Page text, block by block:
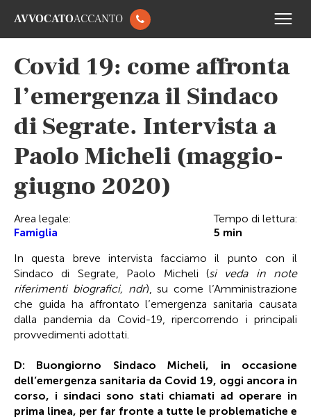
AVVOCATOACCANTO
Covid 19: come affronta
l’emergenza il Sindaco
di Segrate. Intervista a
Paolo Micheli (maggio-
giugno 2020)
Area legale:
Famiglia
Tempo di lettura:
5 min
In questa breve intervista facciamo il punto con il
Sindaco di Segrate, Paolo Micheli (si veda in note
riferimenti biografici, ndr), su come l’Amministrazione
che guida ha affrontato l’emergenza sanitaria causata
dalla pandemia da Covid-19, ripercorrendo i principali
provvedimenti adottati.
D: Buongiorno Sindaco Micheli, in occasione
dell’emergenza sanitaria da Covid 19, oggi ancora in
corso, i sindaci sono stati chiamati ad operare in
prima linea, per far fronte a tutte le problematiche e